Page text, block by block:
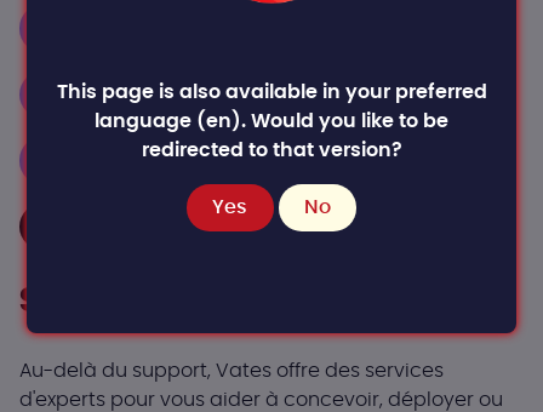
XO LITE XOSTOR
XO PROXY
Page de tarification
Services professionnels
Au-delà du support, Vates offre des services
d'experts pour vous aider à concevoir, déployer ou
This page is also available in your preferred
language (en). Would you like to be
redirected to that version?
Yes No